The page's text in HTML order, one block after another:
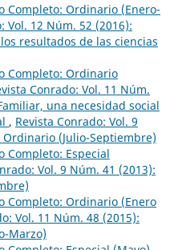
Completo: Ordinario (Enero-
Vol. 12 Núm. 52 (2016):
resultados de las ciencias
Completo: Ordinario
Conrado: Vol. 11 Núm.
una necesidad social
, Revista Conrado: Vol. 9
(Julio-Septiembre)
Completo: Especial
Vol. 9 Núm. 41 (2013):
Completo: Ordinario (Enero
Vol. 11 Núm. 48 (2015):
Marzo)